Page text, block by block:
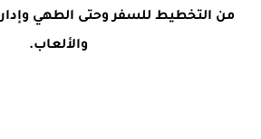
من التخطيط للسفر وحتى الطهي
والألعاب.